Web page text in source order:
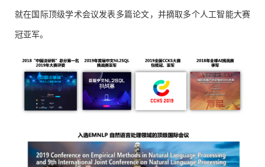
就在国际顶级学术会议发表多篇论文，并摘取多个人工智能大赛
冠亚军。